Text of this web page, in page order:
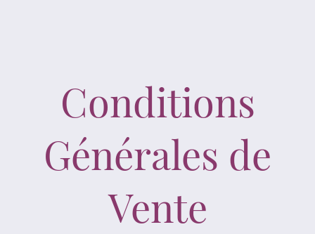
Conditions
Générales de
Vente